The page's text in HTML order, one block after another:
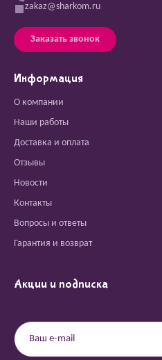
zakaz@sharkom.ru
Заказать звонок
Информация
О компании
Наши работы
Доставка и оплата
Отзывы
Новости
Контакты
Вопросы и ответы
Гарантия и возврат
Акции и подписка